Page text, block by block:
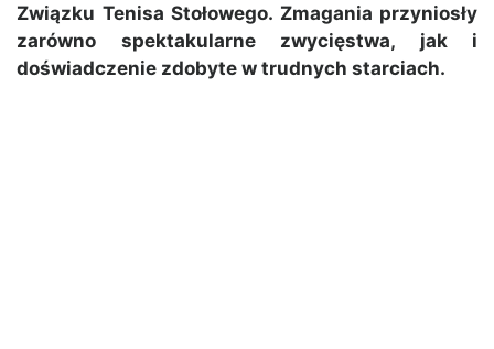
Związku Tenisa Stołowego. Zmagania przyniosły
zarówno spektakularne zwycięstwa, jak i
doświadczenie zdobyte w trudnych starciach.